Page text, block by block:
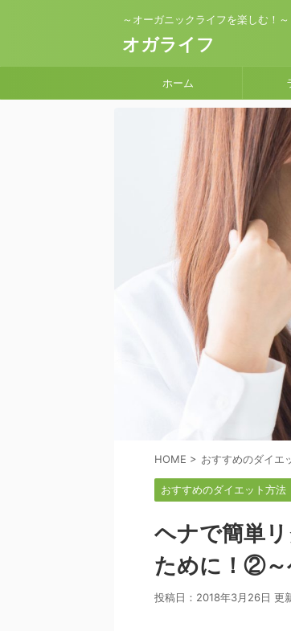
～オーガニックライフを楽しむ！～
オガライフ
ホーム
HOME > おすすめのダイエ
おすすめのダイエット方法
ヘナで簡単
ために！②～
投稿日：2018年3月26日 更